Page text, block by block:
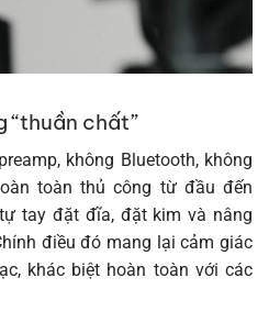
“thuần chất”
không Bluetooth, không
toàn thủ công từ đầu đến
tay đặt đĩa, đặt kim và nâng
điều đó mang lại cảm giác
, khác biệt hoàn toàn với các